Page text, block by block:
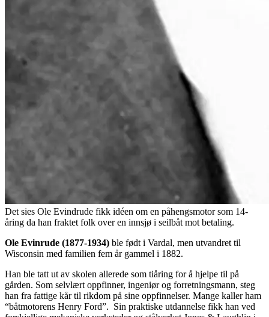
Det sies Ole Evindrude fikk idéen om en påhengsmotor som 14-
åring da han fraktet folk over en innsjø i seilbåt mot betaling.
Ole Evinrude (1877-1934) ble født i Vardal, men utvandret til
Wisconsin med familien fem år gammel i 1882.
Han ble tatt ut av skolen allerede som tiåring for å hjelpe til på
gården. Som selvlært oppfinner, ingeniør og forretningsmann, steg
han fra fattige kår til rikdom på sine oppfinnelser. Mange kaller ham
“båtmotorens Henry Ford”. Sin praktiske utdannelse fikk han ved